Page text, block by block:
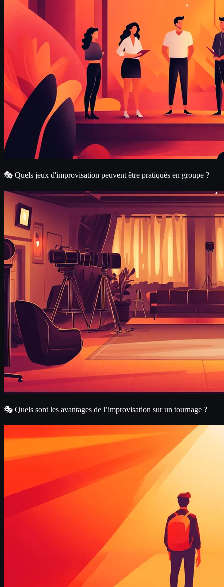
🎭 Quels jeux d'improvisation peuvent être pratiqués en groupe ?
🎭 Quels sont les avantages de l’improvisation sur un tournage ?